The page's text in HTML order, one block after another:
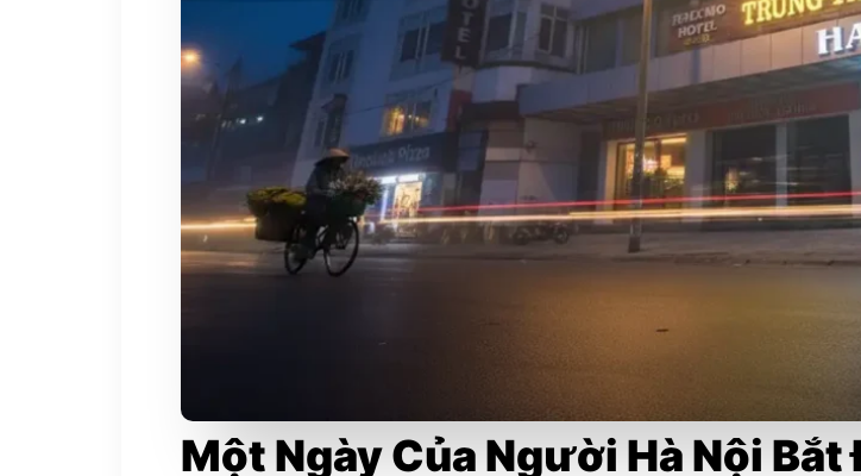
Một Ngày Của Người Hà Nội Bắt